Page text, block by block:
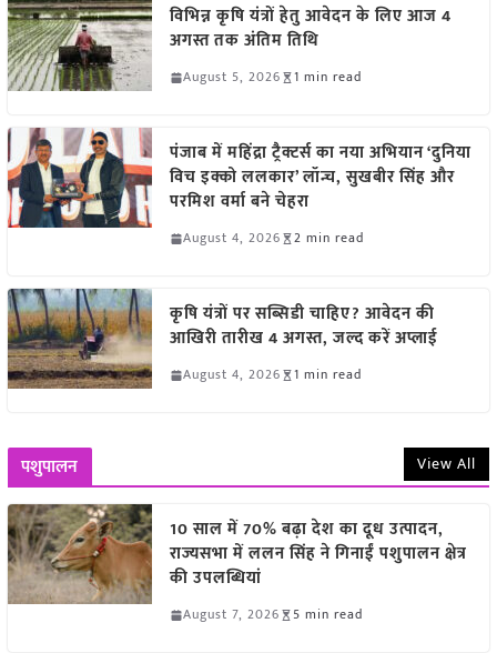
विभिन्न कृषि यंत्रों हेतु आवेदन के लिए आज 4
अगस्त तक अंतिम तिथि
August 5, 2026 1 min read
पंजाब में महिंद्रा ट्रैक्टर्स का नया अभियान ‘दुनिया
विच इक्को ललकार’ लॉन्च, सुखबीर सिंह और
परमिश वर्मा बने चेहरा
August 4, 2026 2 min read
कृषि यंत्रों पर सब्सिडी चाहिए? आवेदन की
आखिरी तारीख 4 अगस्त, जल्द करें अप्लाई
August 4, 2026 1 min read
पशुपालन View All
10 साल में 70% बढ़ा देश का दूध उत्पादन,
राज्यसभा में ललन सिंह ने गिनाईं पशुपालन क्षेत्र
की उपलब्धियां
August 7, 2026 5 min read